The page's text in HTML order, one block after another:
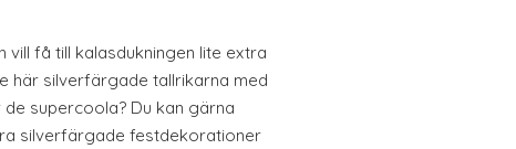
vill få till kalasdukningen lite extra
här silverfärgade tallrikarna med
supercoola? Du kan gärna
silverfärgade festdekorationer